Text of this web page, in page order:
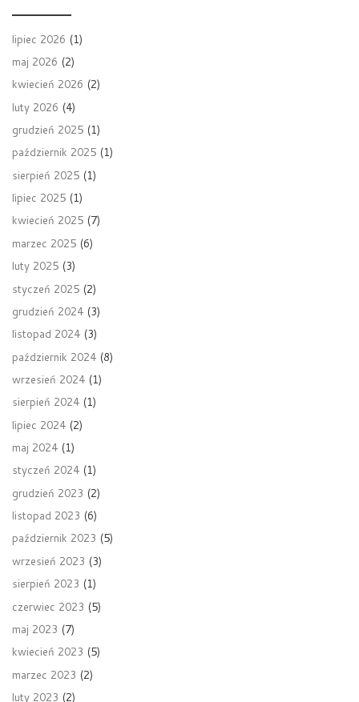
lipiec 2026 (1)
maj 2026 (2)
kwiecień 2026 (2)
luty 2026 (4)
grudzień 2025 (1)
październik 2025 (1)
sierpień 2025 (1)
lipiec 2025 (1)
kwiecień 2025 (7)
marzec 2025 (6)
luty 2025 (3)
styczeń 2025 (2)
grudzień 2024 (3)
listopad 2024 (3)
październik 2024 (8)
wrzesień 2024 (1)
sierpień 2024 (1)
lipiec 2024 (2)
maj 2024 (1)
styczeń 2024 (1)
grudzień 2023 (2)
listopad 2023 (6)
październik 2023 (5)
wrzesień 2023 (3)
sierpień 2023 (1)
czerwiec 2023 (5)
maj 2023 (7)
kwiecień 2023 (5)
marzec 2023 (2)
luty 2023 (2)